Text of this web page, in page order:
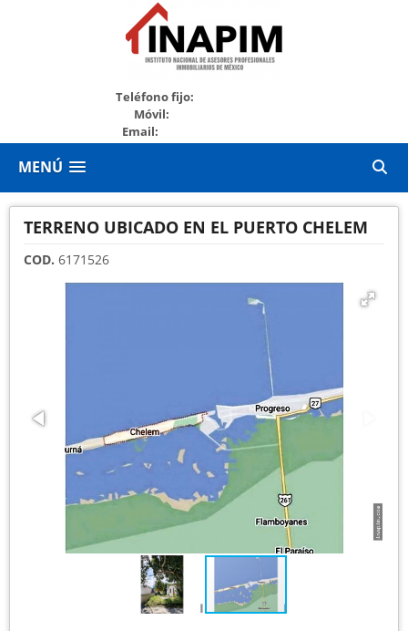
Teléfono fijo:
Móvil: +529994536141
Email:
MENÚ
TERRENO UBICADO EN EL PUERTO CHELEM
COD. 6171526